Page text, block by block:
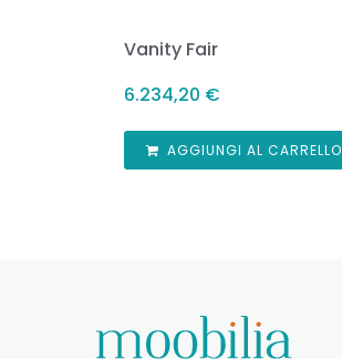
Vanity Fair
6.234,20 €
AGGIUNGI AL CARRELLO